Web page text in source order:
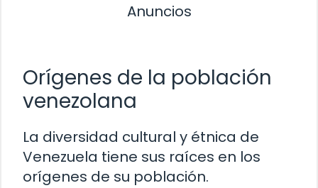
Anuncios
Orígenes de la población
venezolana
La diversidad cultural y étnica de
Venezuela tiene sus raíces en los
orígenes de su población.